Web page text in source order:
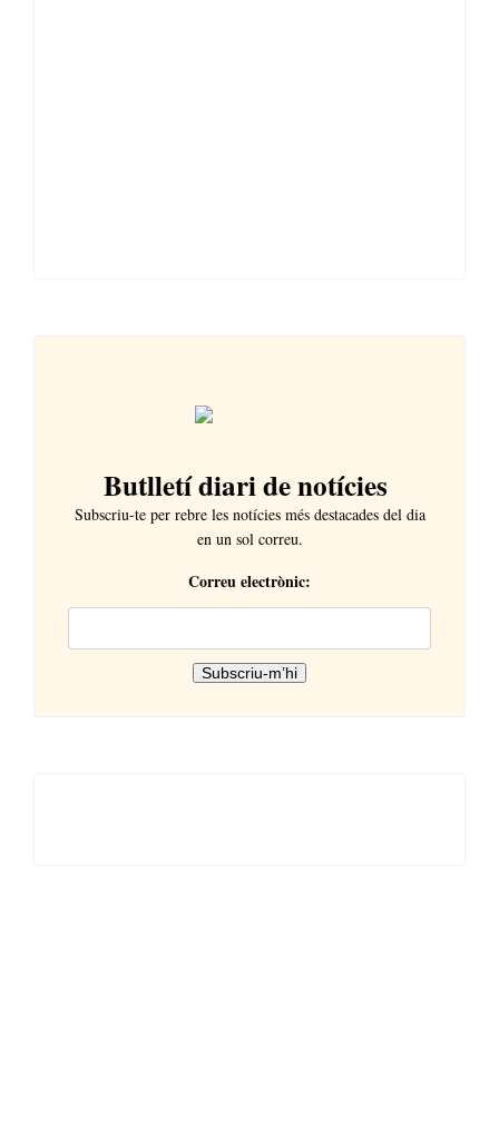
Butlletí diari de notícies
Subscriu-te per rebre les notícies més destacades del dia
en un sol correu.
Correu electrònic: